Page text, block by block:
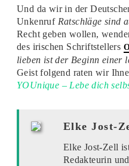
Und da wir in der
Unkenruf Ratschläge sind
Recht geben wollen,
des irischen Schriftstellers
lieben ist der Beginn einer
Geist folgend raten wir
YOUnique – Lebe dich
Elke Jost-
Elke Jost-Zell
Redakteurin